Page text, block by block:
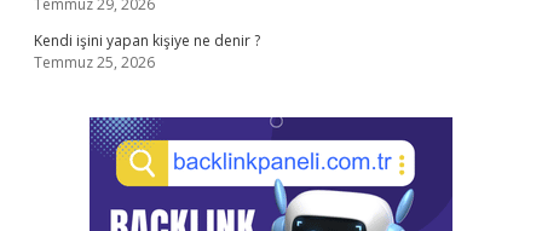
Temmuz 29, 2026
Kendi işini yapan kişiye ne denir ?
Temmuz 25, 2026